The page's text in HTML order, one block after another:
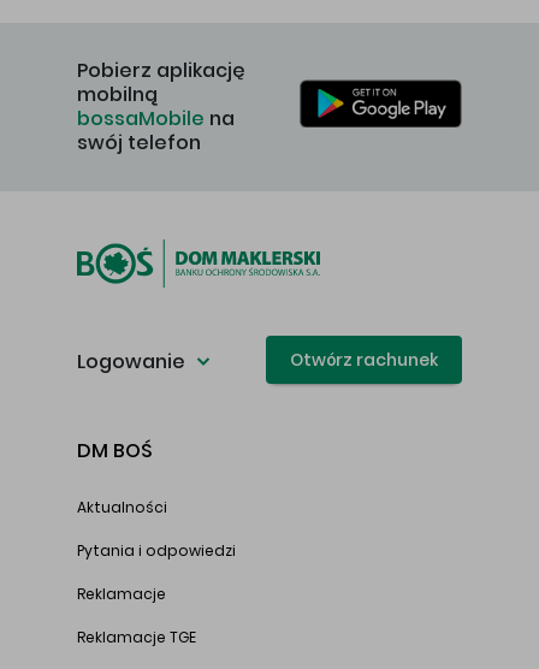
Pobierz aplikację
mobilną
bossaMobile na
swój telefon
Logowanie Otwórz rachunek
DM BOŚ
Aktualności
Pytania i odpowiedzi
Reklamacje
Reklamacje TGE